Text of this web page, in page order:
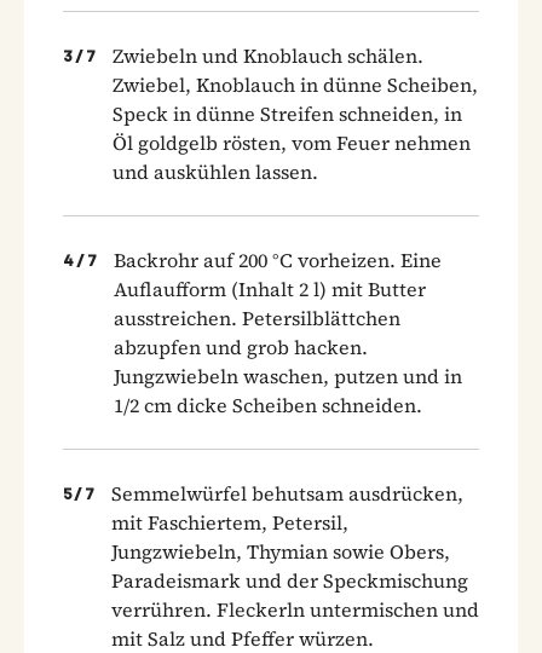
3 / 7
Zwiebeln und Knoblauch schälen.
Zwiebel, Knoblauch in dünne Scheiben,
Speck in dünne Streifen schneiden, in
Öl goldgelb rösten, vom Feuer nehmen
und auskühlen lassen.
4 / 7
Backrohr auf 200 °C vorheizen. Eine
Auflaufform (Inhalt 2 l) mit Butter
ausstreichen. Petersilblättchen
abzupfen und grob hacken.
Jungzwiebeln waschen, putzen und in
1/2 cm dicke Scheiben schneiden.
5/ 7
Semmelwürfel behutsam ausdrücken,
mit Faschiertem, Petersil,
Jungzwiebeln, Thymian sowie Obers,
Paradeismark und der Speckmischung
verrühren. Fleckerln untermischen und
mit Salz und Pfeffer würzen.